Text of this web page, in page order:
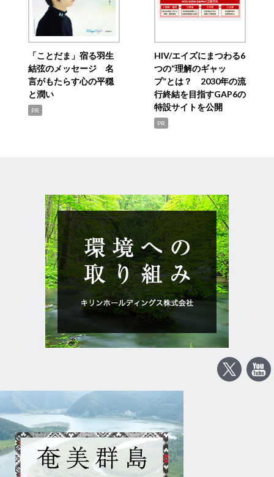
「ことだま」宿る羽生
結弦のメッセージ 名
言がもたらす心の平穏
と潤い
PR
HIV/エイズにまつわる6
つの“理解のギャッ
プ”とは？ 2030年の流
行終結を目指すGAP6の
特設サイトを公開
PR